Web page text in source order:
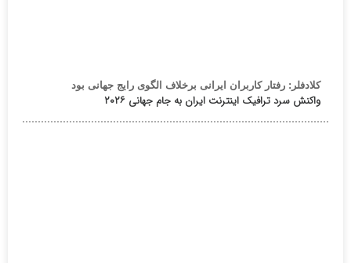
کلادفلر: رفتار کاربران ایرانی برخلاف الگوی رایج جهانی بود
واکنش سرد ترافیک اینترنت ایران به جام جهانی ۲۰۲۶